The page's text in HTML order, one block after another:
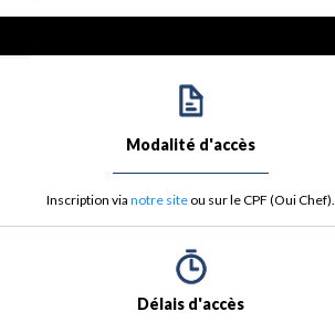
Modalité d'accès
Inscription vianotre site ou sur le CPF (Oui Chef).
Délais d'accès